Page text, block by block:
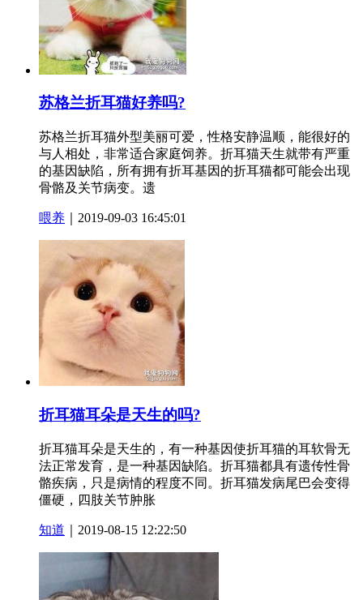
苏格兰折耳猫好养吗?
苏格兰折耳猫外型美丽可爱，性格安静温顺，能很好的
与人相处，非常适合家庭饲养。折耳猫天生就带有严重
的基因缺陷，所有拥有折耳基因的折耳猫都可能会出现
骨骼及关节病变。遗
喂养 ｜2019-09-03 16:45:01
折耳猫耳朵是天生的吗?
折耳猫耳朵是天生的，有一种基因使折耳猫的耳软骨无
法正常发育，是一种基因缺陷。折耳猫都具有遗传性骨
骼疾病，只是病情的程度不同。折耳猫发病尾巴会变得
僵硬，四肢关节肿胀
知道 ｜2019-08-15 12:22:50